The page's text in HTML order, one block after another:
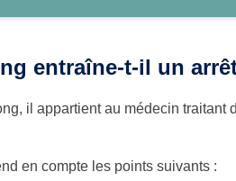
entraîne-t-il un
il appartient au médecin traitant
en compte les points suivants :